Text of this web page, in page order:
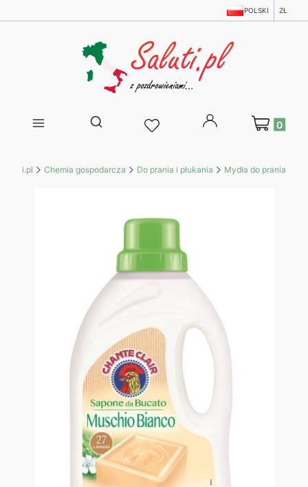
POLSKI ZŁ
Otwórz wyszukiwarkę
Produkty w
Saluti.pl Chemia gospodarcza Do prania i płukania Mydła do prania